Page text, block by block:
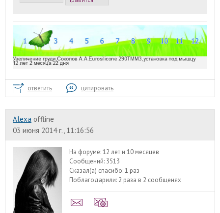
ответить цитировать
Alexa offline
03 июня 2014 г., 11:16:56
На форуме:12 лет и 10 месяцев
Сообщений: 3513
Сказал(а) спасибо:1 раз
Поблагодарили: 2 раза в 2 сообщенях